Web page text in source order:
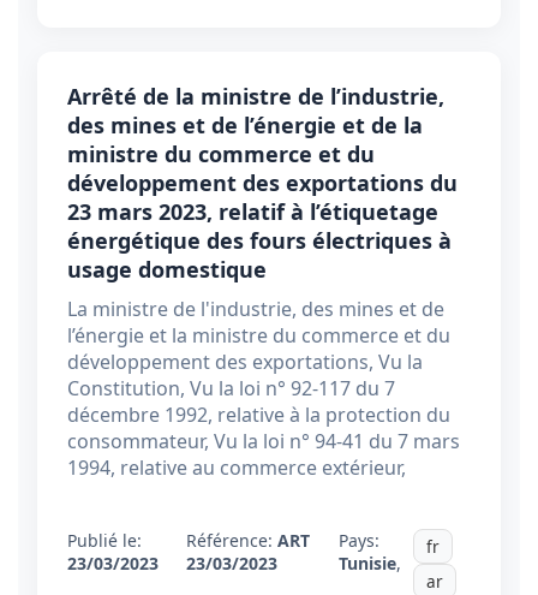
Arrêté de la ministre de l’industrie,
des mines et de l’énergie et de la
ministre du commerce et du
développement des exportations du
23 mars 2023, relatif à l’étiquetage
énergétique des fours électriques à
usage domestique
La ministre de l'industrie, des mines et de
l’énergie et la ministre du commerce et du
développement des exportations, Vu la
Constitution, Vu la loi n° 92-117 du 7
décembre 1992, relative à la protection du
consommateur, Vu la loi n° 94-41 du 7 mars
1994, relative au commerce extérieur,
Publié le:
23/03/2023
Référence: ART
23/03/2023
Pays:
Tunisie,
fr
ar